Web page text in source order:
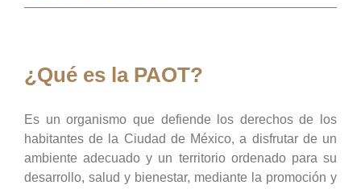
¿Qué es la PAOT?
Es un organismo que defiende los derechos de los
habitantes de la Ciudad de México, a disfrutar de un
ambiente adecuado y un territorio ordenado para su
desarrollo, salud y bienestar, mediante la promoción y